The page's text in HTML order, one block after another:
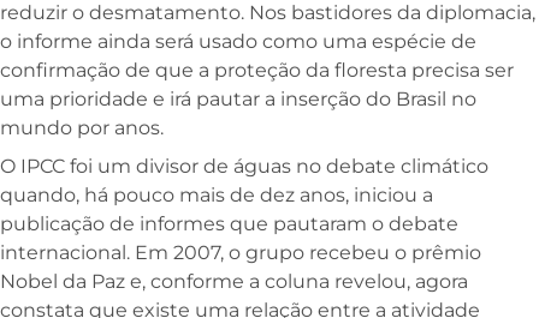
reduzir o desmatamento. Nos bastidores da diplomacia,
o informe ainda será usado como uma espécie de
confirmação de que a proteção da floresta precisa ser
uma prioridade e irá pautar a inserção do Brasil no
mundo por anos.
O IPCC foi um divisor de águas no debate climático
quando, há pouco mais de dez anos, iniciou a
publicação de informes que pautaram o debate
internacional. Em 2007, o grupo recebeu o prêmio
Nobel da Paz e, conforme a coluna revelou, agora
constata que existe uma relação entre a atividade